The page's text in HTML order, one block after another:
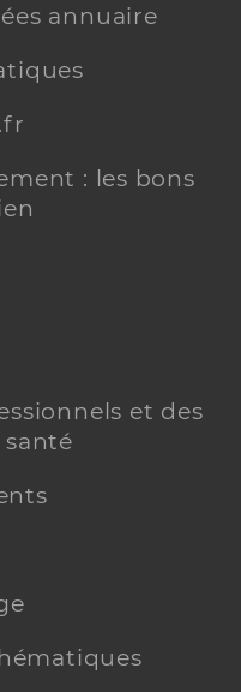
annuaire
: les bons
et des